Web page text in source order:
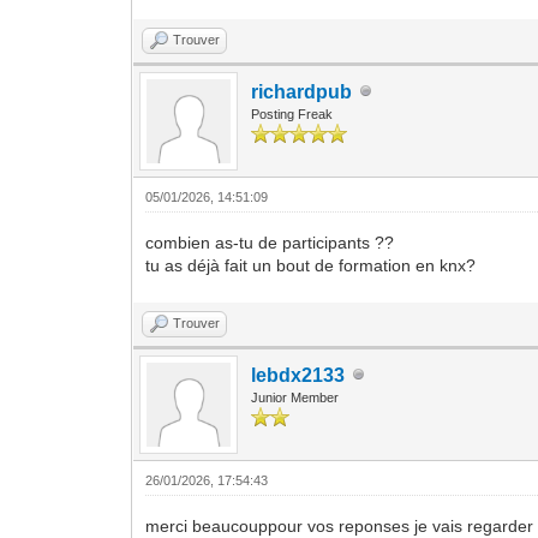
Trouver
richardpub
Posting Freak
05/01/2026, 14:51:09
combien as-tu de participants ??
tu as déjà fait un bout de formation en knx?
Trouver
lebdx2133
Junior Member
26/01/2026, 17:54:43
merci beaucouppour vos reponses je vais regarder